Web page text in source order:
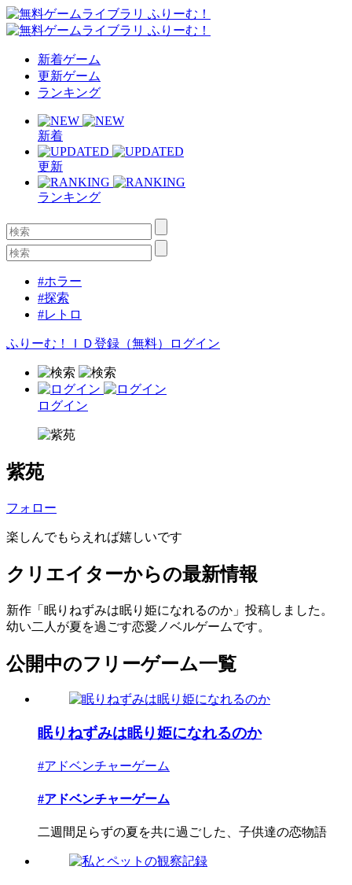
新着ゲーム
更新ゲーム
ランキング
新着
更新
ランキング
#ホラー
#探索
#レトロ
ふりーむ！ＩＤ登録（無料） ログイン
ログイン
紫苑
フォロー
楽しんでもらえれば嬉しいです
クリエイターからの最新情報
新作「眠りねずみは眠り姫になれるのか」投稿しました。
幼い二人が夏を過ごす恋愛ノベルゲームです。
公開中のフリーゲーム一覧
眠りねずみは眠り姫になれるのか
#アドベンチャーゲーム
#アドベンチャーゲーム
二週間足らずの夏を共に過ごした、子供達の恋物語